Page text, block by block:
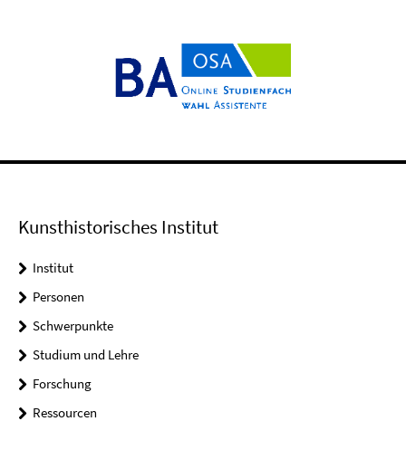
Kunsthistorisches Institut
Institut
Personen
Schwerpunkte
Studium und Lehre
Forschung
Ressourcen